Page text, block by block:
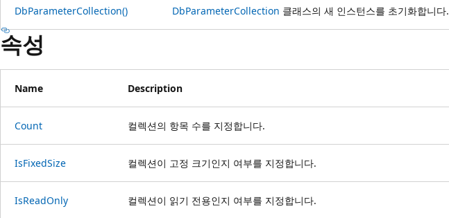
DbParameterCollection() DbParameterCollection 클래스의 새 인스턴스를 초기화합니다.
속성
Name Description
Count 컬렉션의 항목 수를 지정합니다.
IsFixedSize 컬렉션이 고정 크기인지 여부를 지정합니다.
IsReadOnly 컬렉션이 읽기 전용인지 여부를 지정합니다.